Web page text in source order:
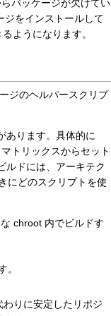
パッケージが欠けてい
ジをインストールして
ようになります。
ジのヘルパースクリプ
あります。具体的に
トリックスからセット
ルドには、アーキテク
にどのスクリプトを使
chroot 内でビルドす
。
りに安定したリポジ